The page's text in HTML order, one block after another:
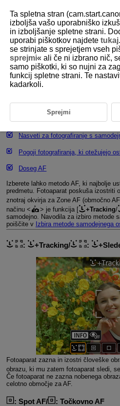
D101-049
Metoda samodejnega
Izbira metode samodejnega ostrenja
Zaznavanje oči
Nasveti za fotografiranje s
Pogoji fotografiranja, ki otežujejo
Doseg AF
Izberete lahko metodo AF, ki najbolje
predmetu. Fotoaparat poskuša izostriti
znotraj okvirja za Zone AF (območno
načinu
je funkcija [ +Tracking/
samodejno. Navodila za izbiro metode
poiščite v Izbira metode samodejnega
: +Tracking/ :
Fotoaparat zazna in izostri človeške
obrazu, ki mu zatem fotoaparat sledi,
Če fotoaparat ne zazna nobenega
celotno območje za AF.
: Spot AF/ : Točkovno AF
Ta spletna stran
izboljša vašo uporabniško
in izboljšanje spletne strani.
uporabi piškotkov najdete tukaj
se strinjate s sprejetjem vseh
sprejmi« ali če ni izbrano nič,
samo piškotki, ki so nujni za
funkcij spletne strani. Te
kadarkoli.
Sprejmi